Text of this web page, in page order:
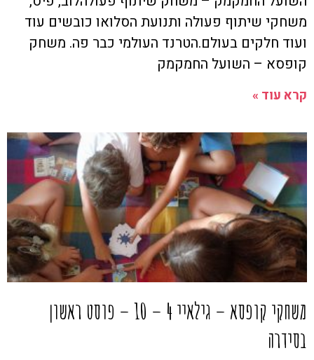
משחקי שיתוף פעולה ותנועת הסלואו כובשים עוד
ועוד חלקים בעולם.הטרנד העולמי כבר פה. משחק
קופסא – השועל החמקמק
קרא עוד »
משחקי קופסא – גילאיי 4 – 10 – פוסט ראשון
בסידרה